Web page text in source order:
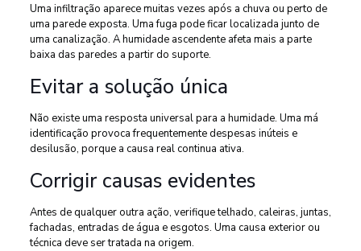
Uma infiltração aparece muitas vezes após a chuva ou perto de
uma parede exposta. Uma fuga pode ficar localizada junto de
uma canalização. A humidade ascendente afeta mais a parte
baixa das paredes a partir do suporte.
Evitar a solução única
Não existe uma resposta universal para a humidade. Uma má
identificação provoca frequentemente despesas inúteis e
desilusão, porque a causa real continua ativa.
Corrigir causas evidentes
Antes de qualquer outra ação, verifique telhado, caleiras, juntas,
fachadas, entradas de água e esgotos. Uma causa exterior ou
técnica deve ser tratada na origem.